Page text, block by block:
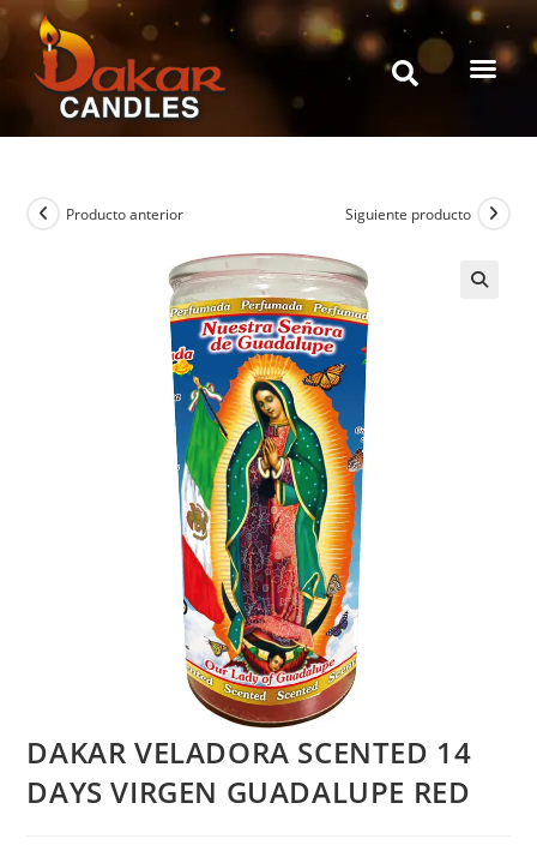
Producto anterior Siguiente producto
DAKAR VELADORA SCENTED 14
DAYS VIRGEN GUADALUPE RED